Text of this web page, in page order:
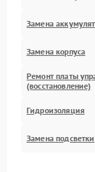
Замена
Замена корпуса
Ремонт платы
(восстановление)
Гидроизоляция
Замена подсветки